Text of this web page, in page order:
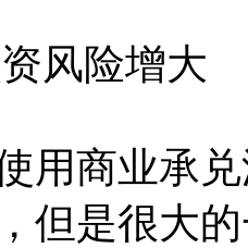
险增大
商业承兑
但是很大